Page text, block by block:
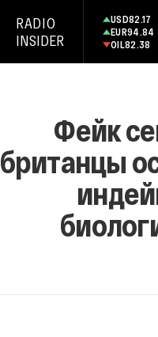
RADIO
INSIDER
USD82.17
EUR94.84
OIL82.38
Фейк
британцы